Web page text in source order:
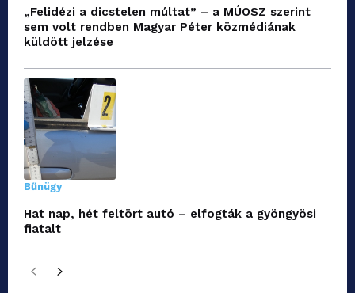
„Felidézi a dicstelen múltat” – a MÚOSZ szerint
sem volt rendben Magyar Péter közmédiának
küldött jelzése
Bűnügy
Hat nap, hét feltört autó – elfogták a gyöngyösi
fiatalt